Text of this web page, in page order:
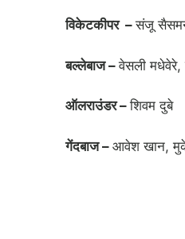
विकेटकीपर –संजू
बल्लेबाज –वेसली
ऑलराउंडर –शिवम दुबे
गेंदबाज – आवेश खान,